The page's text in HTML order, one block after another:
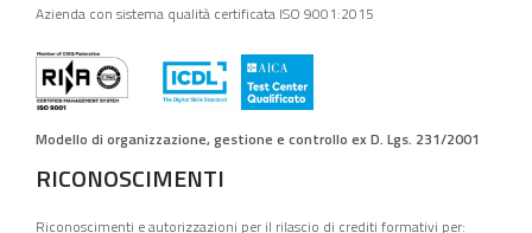
Azienda con sistema qualità certificata ISO 9001:2015
Modello di organizzazione, gestione e controllo ex D. Lgs. 231/2001
RICONOSCIMENTI
Riconoscimenti e autorizzazioni per il rilascio di crediti formativi per: